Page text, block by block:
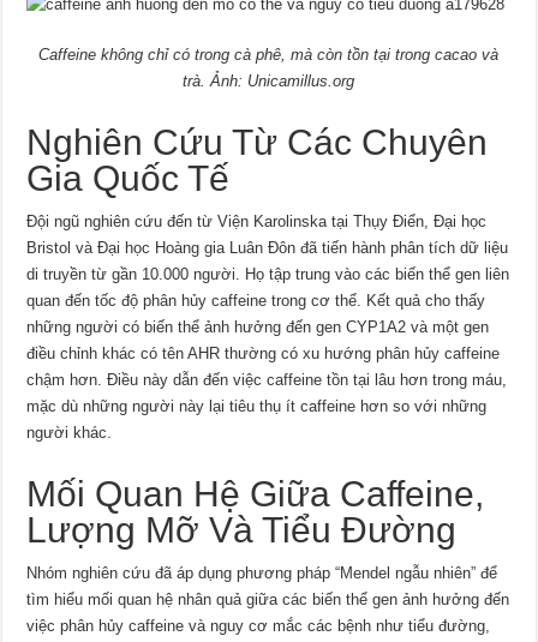
Caffeine không chỉ có trong cà phê, mà còn tồn tại trong cacao và
trà. Ảnh: Unicamillus.org
Nghiên Cứu Từ Các Chuyên
Gia Quốc Tế
Đội ngũ nghiên cứu đến từ Viện Karolinska tại Thụy Điển, Đại học
Bristol và Đại học Hoàng gia Luân Đôn đã tiến hành phân tích dữ liệu
di truyền từ gần 10.000 người. Họ tập trung vào các biến thể gen liên
quan đến tốc độ phân hủy caffeine trong cơ thể. Kết quả cho thấy
những người có biến thể ảnh hưởng đến gen CYP1A2 và một gen
điều chỉnh khác có tên AHR thường có xu hướng phân hủy caffeine
chậm hơn. Điều này dẫn đến việc caffeine tồn tại lâu hơn trong máu,
mặc dù những người này lại tiêu thụ ít caffeine hơn so với những
người khác.
Mối Quan Hệ Giữa Caffeine,
Lượng Mỡ Và Tiểu Đường
Nhóm nghiên cứu đã áp dụng phương pháp “Mendel ngẫu nhiên” để
tìm hiểu mối quan hệ nhân quả giữa các biến thể gen ảnh hưởng đến
việc phân hủy caffeine và nguy cơ mắc các bệnh như tiểu đường,